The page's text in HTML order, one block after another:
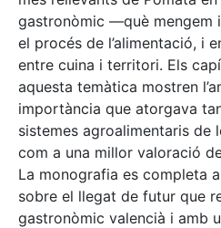
gastronòmic —què mengem
el procés de l’alimentació, i
entre cuina i territori. Els
aquesta temàtica mostren
importància que atorgava
sistemes agroalimentaris de
com a una millor valoració
La monografia es completa
sobre el llegat de futur que
gastronòmic valencià i amb